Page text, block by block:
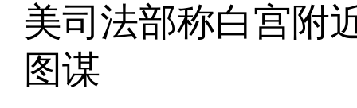
美司法部称白宫附
图谋